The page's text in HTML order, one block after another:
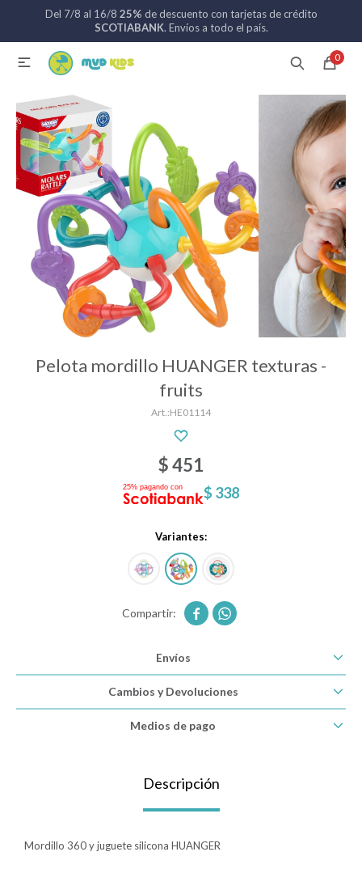
Del 7/8 al 16/8 25% de descuento con tarjetas de crédito
SCOTIABANK. Envíos a todo el país.
0

Pelota mordillo HUANGER texturas -
fruits
HE01114
$451
$ 338
Variantes:
 
Envíos
Cambios y Devoluciones
Medios de pago
Descripción
Mordillo 360 y juguete silicona HUANGER
MI CUENTA
Catálogo Nuevos ingresos
Coches de bebé
Sillas de auto
Lactancia
Alimentación
Estimulación primera infancia
Bolsos y mochilas maternales